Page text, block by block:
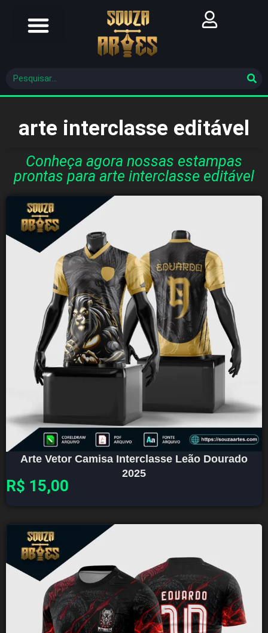
arte interclasse editável
Conheça agora nossas estampas
prontas para arte interclasse editável
Arte Vetor Camisa Interclasse Leão Dourado
2025
R$ 15,00